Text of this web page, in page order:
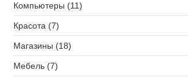
Компьютеры (11)
Красота (7)
Магазины (18)
Мебель (7)